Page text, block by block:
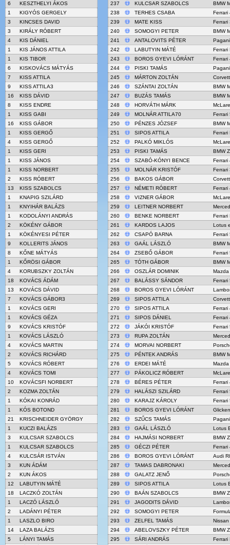
6
KESZTHELYI ÁKOS
1
KIGYÓS GERGELY
3
KINCSES DAVID
3
KIRÁLY RÓBERT
4
KIS DÁNIEL
1
KIS JÁNOS ATTILA
1
KIS TIBOR
6
KISKOVÁCS MÁTYÁS
7
KISS ATTILA
9
KISS ATTILA3
16
KISS DÁVID
8
KISS ENDRE
1
KISS GABI
16
KISS GÁBOR
1
KISS GERGŐ
4
KISS GERGŐ
1
KISS GERI
1
KISS JÁNOS
1
KISS NORBERT
2
KISS RÓBERT
13
KISS SZABOLCS
1
KNAPIG SZILÁRD
1
KNYIHÁR BALÁZS
1
KODOLÁNYI ANDRÁS
2
KÖKÉNY GÁBOR
1
KÖKÉNYESI PÉTER
9
KOLLERITS JÁNOS
8
KŐNE MÁTYÁS
1
KŐRÖSI GÁBOR
4
KORUBSZKY ZOLTÁN
18
KOVÁCS ÁDÁM
13
KOVÁCS DÁVID
7
KOVÁCS GÁBOR3
1
KOVÁCS GERI
1
KOVÁCS GÉZA
9
KOVÁCS KRISTÓF
1
KOVÁCS LÁSZLÓ
4
KOVÁCS MARTIN
2
KOVÁCS RICHÁRD
5
KOVÁCS RÓBERT
4
KOVÁCS TOMI
10
KOVÁCSFI NORBERT
2
KOZMA ZOLTÁN
1
KÓKAI KONRÁD
1
KÓS BOTOND
21
KRISCHNEIDER GYÖRGY
1
KUCZI BALÁZS
3
KULCSAR SZABOLCS
1
KULCSAR SZABOLCS
4
KULCSÁR ISTVÁN
3
KUN ÁDÁM
2
KUN ÁKOS
12
LABUTYIN MÁTÉ
18
LACZKÓ ZOLTÁN
1
LACZÓ LÁSZLÓ
2
LADÁNYI PÉTER
1
LASZLO BIRO
14
LAZA BALÁZS
5
LÁNYI TAMÁS
237
KULCSAR SZABOLCS
BMW
238
TERHES CSABA
Ferrari
239
MATE KISS
Ferrari
240
SOMOGYI PETER
BMW
241
ANTALOVITS PÉTER
242
LABUTYIN MÁTÉ
Ferrari
243
BOROS GYEVI LÓRÁNT
Ferrari
244
PISKI TAMÁS
245
MÁRTON ZOLTÁN
246
SZÁNTAI ZOLTÁN
BMW
247
BUZÁS TAMÁS
BMW
248
HORVÁTH MÁRK
249
MOLNÁR ATTILA70
Ferrari
250
PÉNZES JÓZSEF
BMW
251
SIPOS ATTILA
Ferrari
252
PALKÓ MIKLÓS
253
PISKI TAMÁS
BMW
254
SZABÓ-KÓNYI BENCE
Ferrari
255
MOLNÁR KRISTÓF
Ferrari
256
BAKOS GÁBOR
257
NÉMETI RÓBERT
Ferrari
258
VIZNER GÁBOR
259
LEITNER NORBERT
260
BENKE NORBERT
Ferrari
261
KARDOS LAJOS
Lotus
262
CSAPÓ BARNA
Ferrari
263
GAÁL LÁSZLÓ
BMW
264
ZSEBŐ GÁBOR
Ferrari
265
TÓTH GÁBOR
BMW
266
OSZLÁR DOMINIK
267
BALÁSSY SÁNDOR
Ferrari
268
BOROS GYEVI LÓRÁNT
269
SIPOS ATTILA
270
SIPOS ATTILA
Ferrari
271
SIPOS DÁNIEL
Ferrari
272
JÁKÓI KRISTÓF
Ferrari
273
RUPA ZOLTÁN
274
MORVAI NORBERT
275
PÉNTEK ANDRÁS
BMW
276
ERDEI MÁTÉ
277
PÁKOLICZ RÓBERT
278
BÉRES PÉTER
Ferrari
279
HALÁSZI SZILÁRD
Ferrari
280
KARAJZ KÁROLY
Ferrari
281
BOROS GYEVI LÓRÁNT
282
SZŰCS TAMÁS
283
GAÁL LÁSZLÓ
Lotus
284
HAJMÁSI NORBERT
BMW
285
GÉCZI PÉTER
Ferrari
286
BOROS GYEVI LÓRÁNT
Audi
287
TAMAS DABRONAKI
288
GALATZ JENŐ
289
SIPOS ATTILA
Lotus
290
BAÁN SZABOLCS
BMW
291
JAGODITS DÁVID
292
SOMOGYI PETER
293
ZELFEL TAMÁS
Nissan
294
ABELOVSZKY PÉTER
BMW
295
SÁRI ANDRÁS
Ferrari